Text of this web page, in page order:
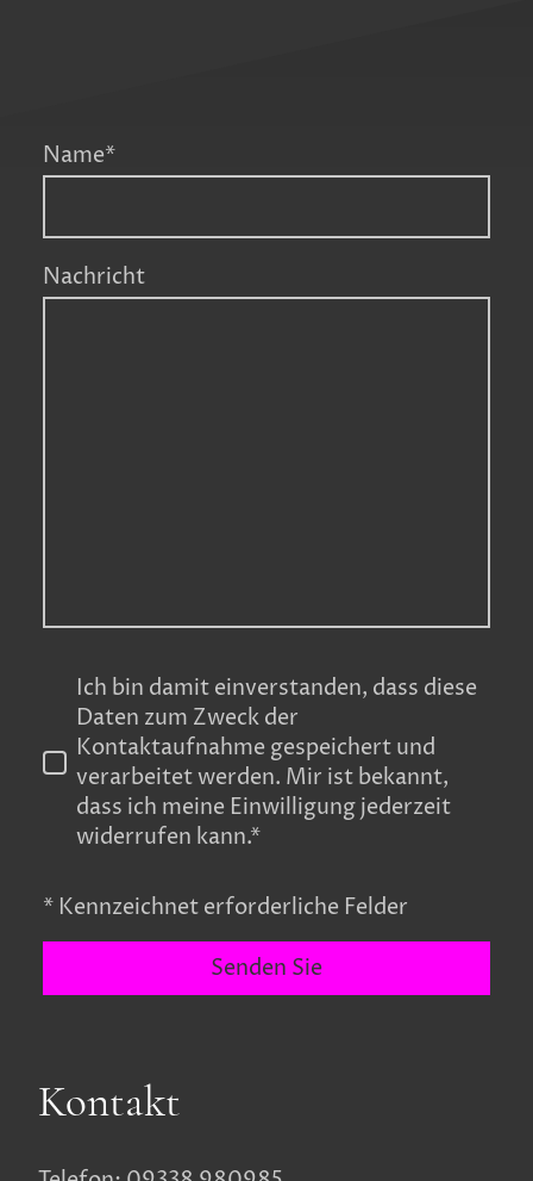
Name*
Nachricht
Ich bin damit einverstanden, dass diese
Daten zum Zweck der
Kontaktaufnahme gespeichert und
verarbeitet werden. Mir ist bekannt,
dass ich meine Einwilligung jederzeit
widerrufen kann.*
* Kennzeichnet erforderliche Felder
Senden Sie
Kontakt